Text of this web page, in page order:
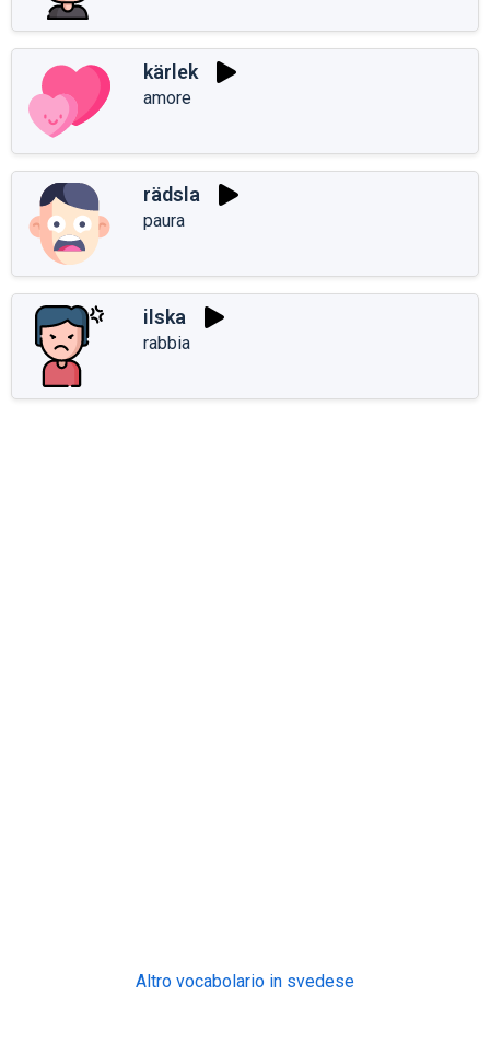
kärlek
amore
rädsla
paura
ilska
rabbia
Altro vocabolario in svedese